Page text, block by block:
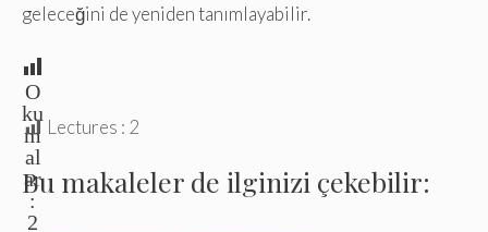
geleceğini de yeniden tanımlayabilir.
O
ku
m
al
ar
:
2
Lectures : 2
Bu makaleler de ilginizi çekebilir: